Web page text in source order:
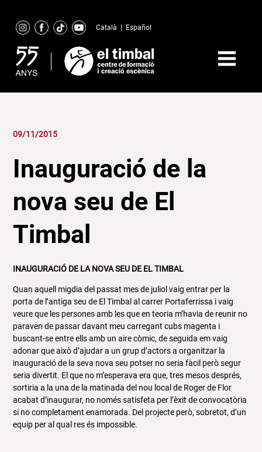
content
Català Español
09/11/2015
Inauguració de la
nova seu de El
Timbal
INAUGURACIÓ DE LA NOVA SEU DE EL TIMBAL
Quan aquell migdia del passat mes de juliol vaig entrar per la
porta de l’antiga seu de El Timbal al carrer Portaferrissa i vaig
veure que les persones amb les que en teoria m’havia de reunir no
paraven de passar davant meu carregant cubs magenta i
buscant-se entre ells amb un aire còmic, de seguida em vaig
adonar que això d’ajudar a un grup d’actors a organitzar la
inauguració de la seva nova seu potser no seria fàcil però segur
seria divertit. El que no m’esperava era que, tres mesos després,
sortiria a la una de la matinada del nou local de Roger de Flor
acabat d’inaugurar, no només satisfeta per l’èxit de convocatòria
si no completament enamorada. Del projecte però, sobretot, d’un
equip per al qual res és impossible.